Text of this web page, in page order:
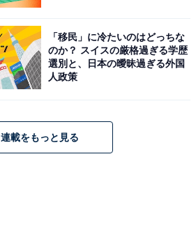
「移民」に冷たいのはどっちな
のか？ スイスの厳格過ぎる学歴
選別と、日本の曖昧過ぎる外国
人政策
連載をもっと見る